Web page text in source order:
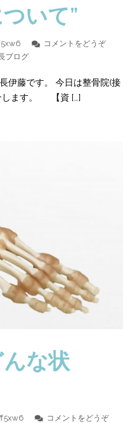
いて”
コメントをどうぞ
ブログ
伊藤です。 今日は整骨院(接
します。 【資 […]
んな状
コメントをどうぞ